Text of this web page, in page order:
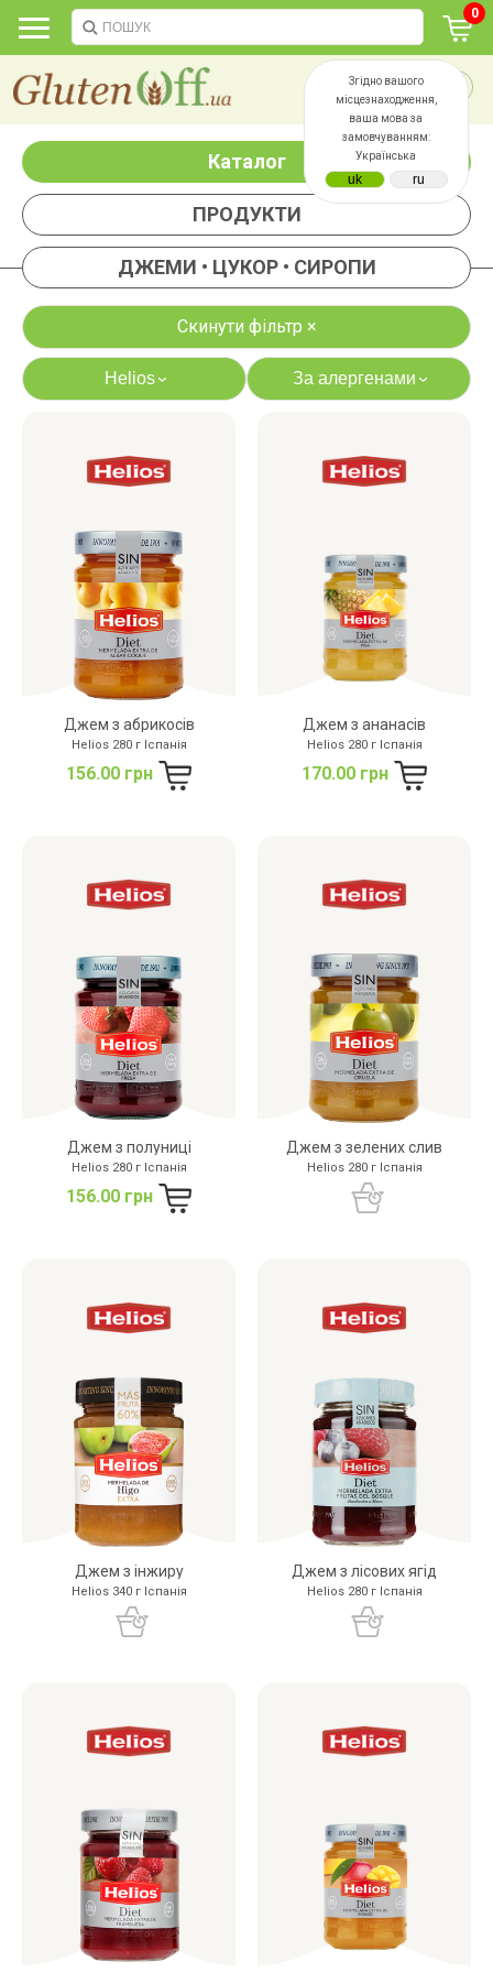
Згідно вашого
місцезнаходження,
ваша мова за
замовчуванням:
Українська
0
Каталог
ПРОДУКТИ
ДЖЕМИ • ЦУКОР • СИРОПИ
Скинути фільтр ×
Helios› За алергенами›
казеїну
білку
Джем з абрикосів
Helios 280 г Іспанія
156.00 грн
Джем з ананасів
Helios 280 г Іспанія
170.00 грн
Джем з полуниці
Helios 280 г Іспанія
156.00 грн
Джем з зелених слив
Helios 280 г Іспанія
Джем з інжиру
Helios 340 г Іспанія
Джем з лісових ягід
Helios 280 г Іспанія